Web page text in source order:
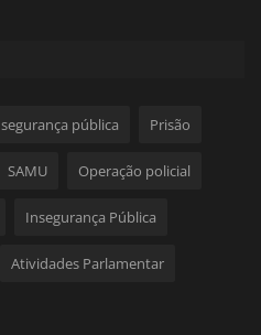
segurança pública Prisão
SAMU Operação policial
Insegurança Pública
Atividades Parlamentar